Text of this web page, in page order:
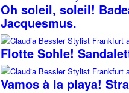
Oh soleil, soleil!
Jacquesmus.
Flotte Sohle!
Vamos à la playa!